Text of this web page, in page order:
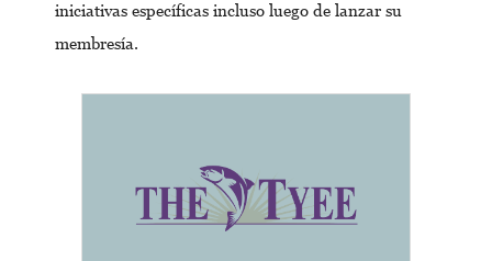
iniciativas específicas incluso luego de lanzar su
membresía.